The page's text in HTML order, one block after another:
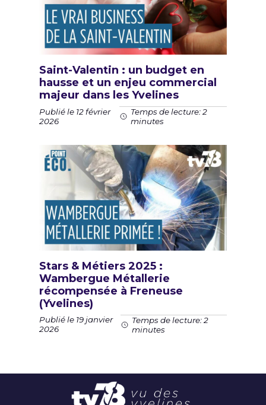
Saint-Valentin : un budget en
hausse et un enjeu commercial
majeur dans les Yvelines
Publié le 12 février
2026
Temps de lecture: 2
minutes
Stars & Métiers 2025 :
Wambergue Métallerie
récompensée à Freneuse
(Yvelines)
Publié le 19 janvier
2026
Temps de lecture: 2
minutes